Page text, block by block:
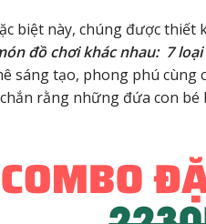
biệt này, chúng được
đồ chơi khác nhau: 7
sáng tạo, phong phú
rằng những đứa con